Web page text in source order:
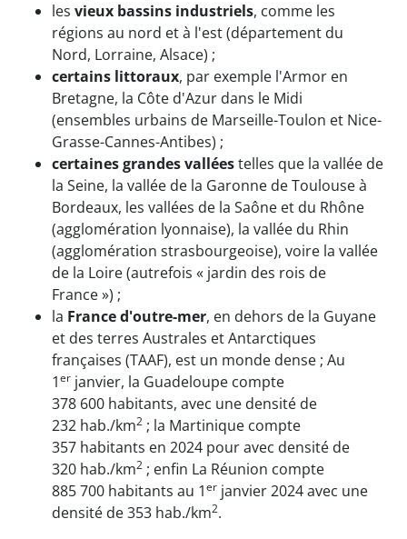
les vieux bassins industriels, comme les
régions au nord et à l'est (département du
Nord, Lorraine, Alsace) ;
certains littoraux, par exemple l'Armor en
Bretagne, la Côte d'Azur dans le Midi
(ensembles urbains de Marseille-Toulon et Nice-
Grasse-Cannes-Antibes) ;
certaines grandes valléestelles que la vallée de
la Seine, la vallée de la Garonne de Toulouse à
Bordeaux, les vallées de la Saône et du Rhône
(agglomération lyonnaise), la vallée du Rhin
(agglomération strasbourgeoise), voire la vallée
de la Loire (autrefois « jardin des rois de
France ») ;
la France d'outre-mer, en dehors de la Guyane
et des terres Australes et Antarctiques
françaises (TAAF), est un monde dense ; Au
1er janvier, la Guadeloupe compte
378 600 habitants, avec une densité de
232 hab./km2 ; la Martinique compte
357 habitants en 2024 pour avec densité de
320 hab./km2 ; enfin La Réunion compte
885 700 habitants au 1er janvier 2024 avec une
densité de 353 hab./km2.